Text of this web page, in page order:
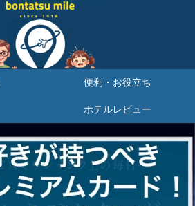
便利・お役立ち
ホテルレビュー